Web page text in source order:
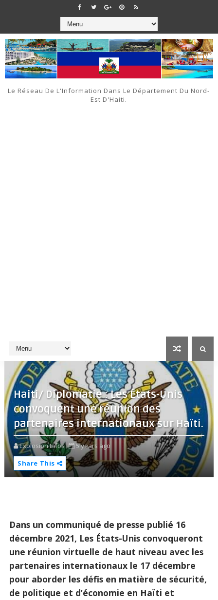
Le Réseau De L'Information Dans Le Département Du Nord-
Est D'Haiti.
Haiti/ Diplomatie : Les États-Unis
convoquent une réunion des
partenaires internationaux sur Haïti.
Explosion Infos
5 years ago
Share This
Dans un communiqué de presse publié 16
décembre 2021, Les États-Unis convoqueront
une réunion virtuelle de haut niveau avec les
partenaires internationaux le 17 décembre
pour aborder les défis en matière de sécurité,
de politique et d’économie en Haïti et